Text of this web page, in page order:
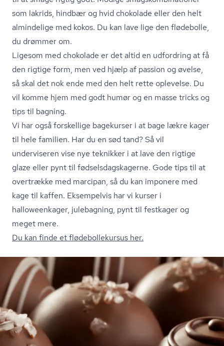
som lakrids, hindbær og hvid chokolade eller den helt
almindelige med kokos. Du kan lave lige den flødebolle,
du drømmer om.
Ligesom med chokolade er det altid en udfordring at få
den rigtige form, men ved hjælp af passion og øvelse,
så skal det nok ende med den helt rette oplevelse. Du
vil komme hjem med godt humør og en masse tricks og
tips til bagning.
Vi har også forskellige bagekurser i at bage lækre kager
til hele familien. Har du en sød tand? Så vil
underviseren vise nye teknikker i at lave den rigtige
glaze eller pynt til fød­sels­dagska­ger­ne. Gode tips til at
overtrække med marcipan, så du kan imponere med
kage til kaffen. Eksempelvis har vi kurser i
halloweenkager, julebagning, pynt til festkager og
meget mere.
Du kan finde et flø­de­bol­le­kur­sus her.